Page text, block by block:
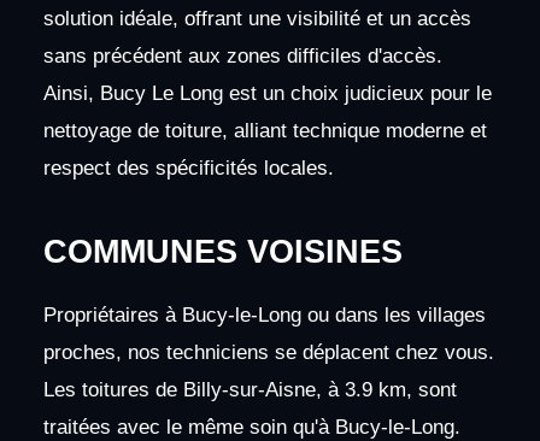
solution idéale, offrant une visibilité et un accès
sans précédent aux zones difficiles d'accès.
Ainsi, Bucy Le Long est un choix judicieux pour le
nettoyage de toiture, alliant technique moderne et
respect des spécificités locales.
COMMUNES VOISINES
Propriétaires à Bucy-le-Long ou dans les villages
proches, nos techniciens se déplacent chez vous.
Les toitures de Billy-sur-Aisne, à 3.9 km, sont
traitées avec le même soin qu'à Bucy-le-Long.